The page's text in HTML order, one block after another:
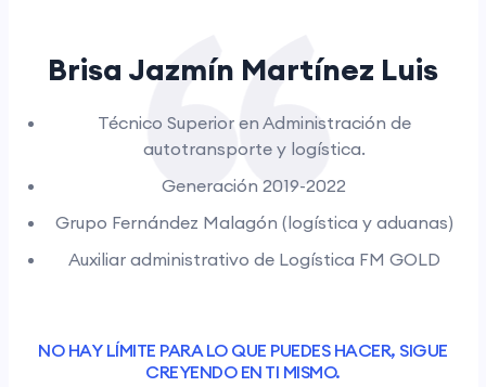
Brisa Jazmín Martínez Luis
Técnico Superior en Administración de
autotransporte y logística.
Generación 2019-2022
Grupo Fernández Malagón (logística y aduanas)
Auxiliar administrativo de Logística FM GOLD
NO HAY LÍMITE PARA LO QUE PUEDES HACER, SIGUE
CREYENDO EN TI MISMO.